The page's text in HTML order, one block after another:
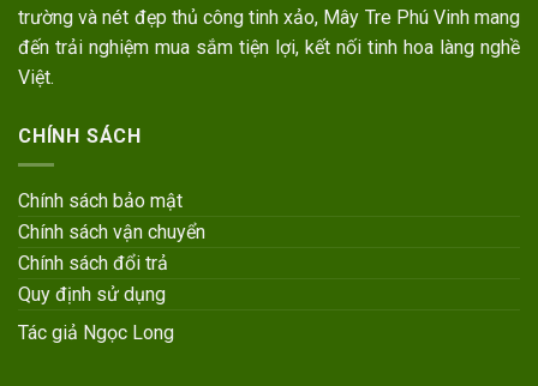
trường và nét đẹp thủ công tinh xảo, Mây Tre Phú Vinh mang
đến trải nghiệm mua sắm tiện lợi, kết nối tinh hoa làng nghề
Việt.
CHÍNH SÁCH
Chính sách bảo mật
Chính sách vận chuyển
Chính sách đổi trả
Quy định sử dụng
Tác giả Ngọc Long